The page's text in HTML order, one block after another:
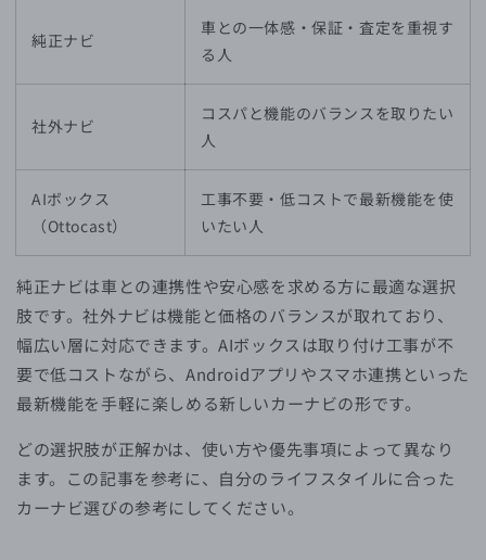
純正ナビ
車との一体感・保証・査定を重視す
る人
社外ナビ
コスパと機能のバランスを取りたい
人
AIボックス
（Ottocast）
工事不要・低コストで最新機能を使
いたい人
純正ナビは車との連携性や安心感を求める方に最適な選択
肢です。社外ナビは機能と価格のバランスが取れており、
幅広い層に対応できます。AIボックスは取り付け工事が不
要で低コストながら、Androidアプリやスマホ連携といった
最新機能を手軽に楽しめる新しいカーナビの形です。
どの選択肢が正解かは、使い方や優先事項によって異なり
ます。この記事を参考に、自分のライフスタイルに合った
カーナビ選びの参考にしてください。